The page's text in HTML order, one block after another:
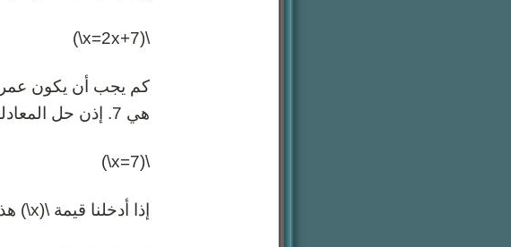
\(7+x=2x\)
هي 7. إذن حل المعادلة هو
\(7=x\)
إذا أدخلنا قيمة \(x\) هذه في المعادلة سنحصل على